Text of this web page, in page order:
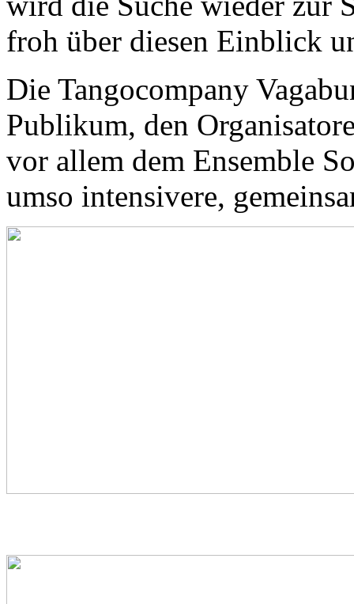
froh über diesen Einblick
Die Tangocompany
Publikum, den
vor allem dem Ensemble
umso intensivere,